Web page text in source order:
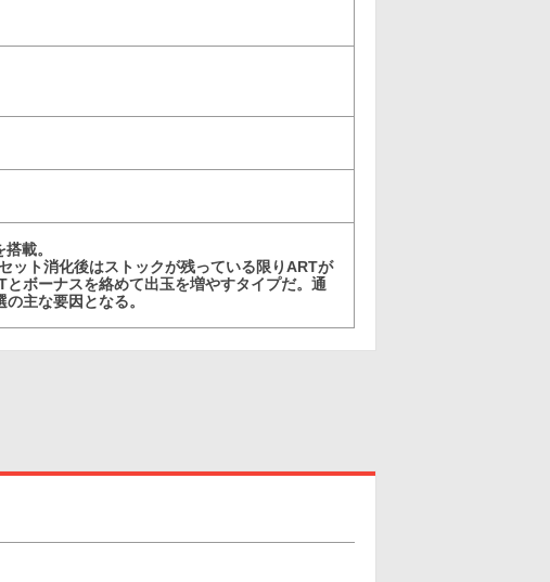
載。
ット消化後はストックが残っている限りARTが
ボーナスを絡めて出玉を増やすタイプだ。通
主な要因となる。